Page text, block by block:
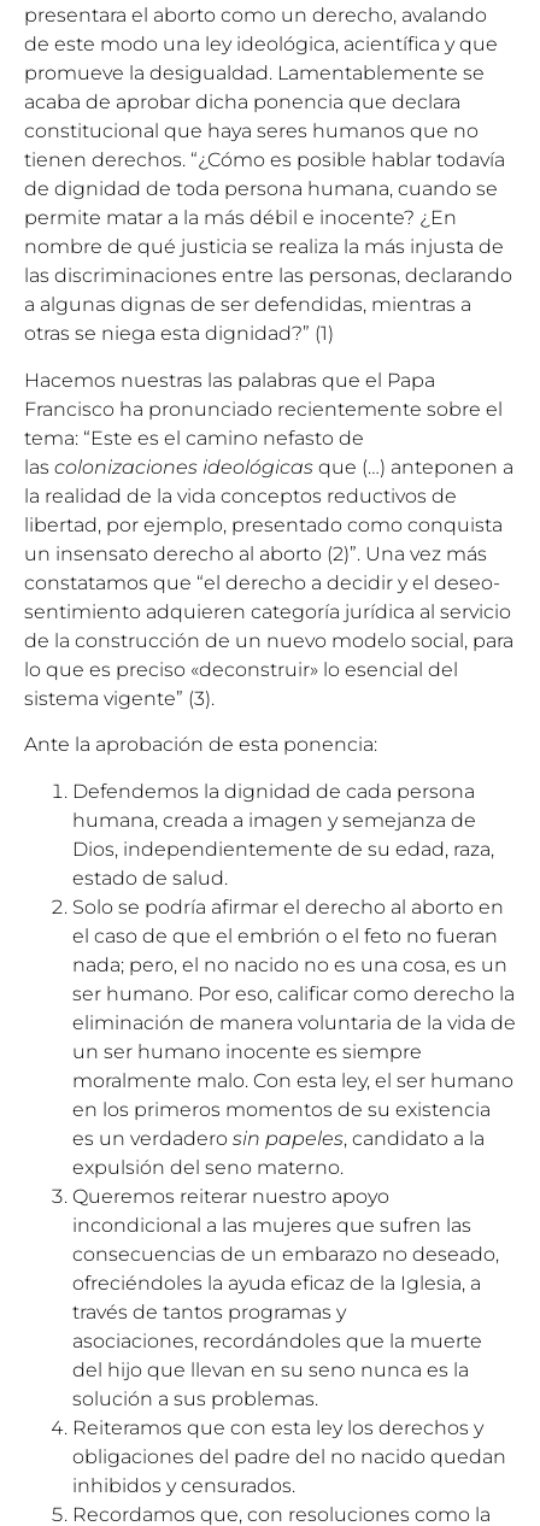
presentara el aborto como un derecho, avalando
de este modo una ley ideológica, acientífica y que
promueve la desigualdad. Lamentablemente se
acaba de aprobar dicha ponencia que declara
constitucional que haya seres humanos que no
tienen derechos. “¿Cómo es posible hablar todavía
de dignidad de toda persona humana, cuando se
permite matar a la más débil e inocente? ¿En
nombre de qué justicia se realiza la más injusta de
las discriminaciones entre las personas, declarando
a algunas dignas de ser defendidas, mientras a
otras se niega esta dignidad?” (1)
Hacemos nuestras las palabras que el Papa
Francisco ha pronunciado recientemente sobre el
tema: “Este es el camino nefasto de
las colonizaciones ideológicas que (…) anteponen a
la realidad de la vida conceptos reductivos de
libertad, por ejemplo, presentado como conquista
un insensato derecho al aborto (2)”. Una vez más
constatamos que “el derecho a decidir y el deseo-
sentimiento adquieren categoría jurídica al servicio
de la construcción de un nuevo modelo social, para
lo que es preciso «deconstruir» lo esencial del
sistema vigente” (3).
Ante la aprobación de esta ponencia:
Defendemos la dignidad de cada persona
humana, creada a imagen y semejanza de
Dios, independientemente de su edad, raza,
estado de salud.
Solo se podría afirmar el derecho al aborto en
el caso de que el embrión o el feto no fueran
nada; pero, el no nacido no es una cosa, es un
ser humano. Por eso, calificar como derecho la
eliminación de manera voluntaria de la vida de
un ser humano inocente es siempre
moralmente malo. Con esta ley, el ser humano
en los primeros momentos de su existencia
es un verdadero sin papeles, candidato a la
expulsión del seno materno.
Queremos reiterar nuestro apoyo
incondicional a las mujeres que sufren las
consecuencias de un embarazo no deseado,
ofreciéndoles la ayuda eficaz de la Iglesia, a
través de tantos programas y
asociaciones, recordándoles que la muerte
del hijo que llevan en su seno nunca es la
solución a sus problemas.
Reiteramos que con esta ley los derechos y
obligaciones del padre del no nacido quedan
inhibidos y censurados.
Recordamos que, con resoluciones como la